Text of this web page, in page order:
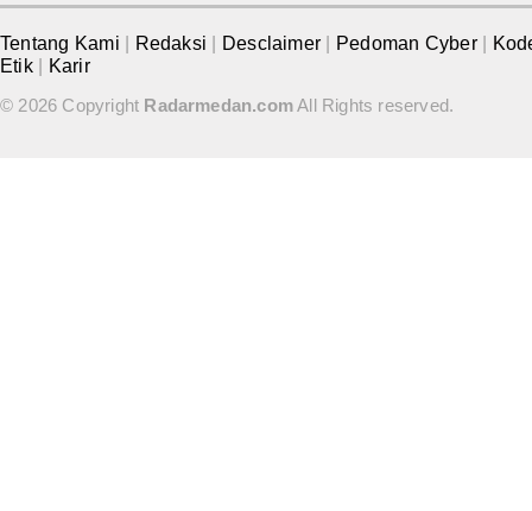
Tentang Kami Redaksi Desclaimer Pedoman Cyber
Etik
Karir
© 2026 Copyright Radarmedan.comAll Rights reserved.